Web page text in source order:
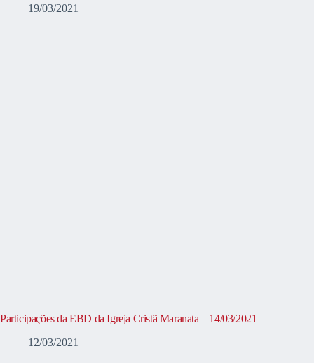
19/03/2021
Participações da EBD da Igreja Cristã Maranata – 14/03/2021
12/03/2021